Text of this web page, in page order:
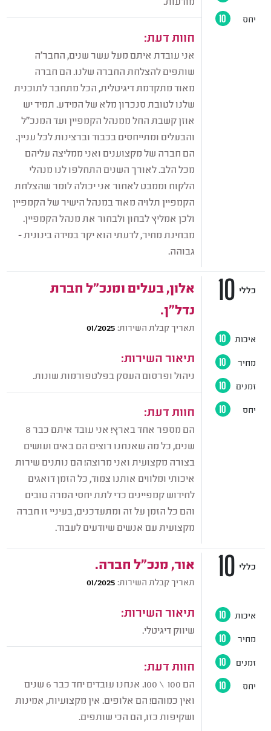
חוות דעת:
אני עובדת איתם מעל עשר שנים, החבר׳ה
שותפים להצלחת החברה שלנו. הם חברה
מאוד מתקדמת דיגיטלית, הכל מתחבר לתוכנית
שלנו לטובת סנכרון מלא של המידע. תמיד יש
אוזן קשבת החל ממנהל הקמפיין ועד המנכ״ל
והבעלים ומתייחסים בכבוד וברצינות לכל עניין.
הם חברה של מקצוענים ואני ממליצה עליהם
מכל הלב. לאורך השנים התחלפו לנו מנהלי
הלקוח וממבט לאחור אני יכולה לומר שהצלחת
הקמפיין תלויה מאוד במנהל הישיר של הקמפיין
ולכן אמליץ לבחון ולבחור את מנהל הקמפיין.
מבחינת מחיר, לדעתי הוא יקר במידה בינונית -
גבוהה.
יחס 10
אלון, בעלים ומנכ"ל חברת
נדל"ן.
תאריך קבלת השירות: 01/2025
תיאור השירות:
ניהול ופרסום העסק בפלטפורמות שונות.
חוות דעת:
הם מספר אחד בארץ! אני עובד איתם כבר 8
שנים, כל מה שאנחנו רוצים הם באים ועושים
בצורה מקצועית ואני מרוצה! הם נותנים שירות
איכותי ומלווים אותנו צמוד, כל הזמן דואגים
לחידוש קמפיינים כדי לתת יחסי המרה טובים
והם כל הזמן על זה ומתעדכנים, בעיניי זו חברה
מקצועית עם אנשים שיודעים לעבוד.
10 כללי
איכות 10
מחיר 10
זמנים 10
יחס 10
אור, מנכ"ל חברה.
תאריך קבלת השירות: 01/2025
תיאור השירות:
שיווק דיגיטלי.
חוות דעת:
הם 100 \ 100. אנחנו עובדים יחד כבר 6 שנים
ואין כמוהם! הם אלופים. אין מקצועיות, אמינות
ושקיפות כזו, הם הכי שותפים.
10 כללי
איכות 10
מחיר 10
זמנים 10
יחס 10